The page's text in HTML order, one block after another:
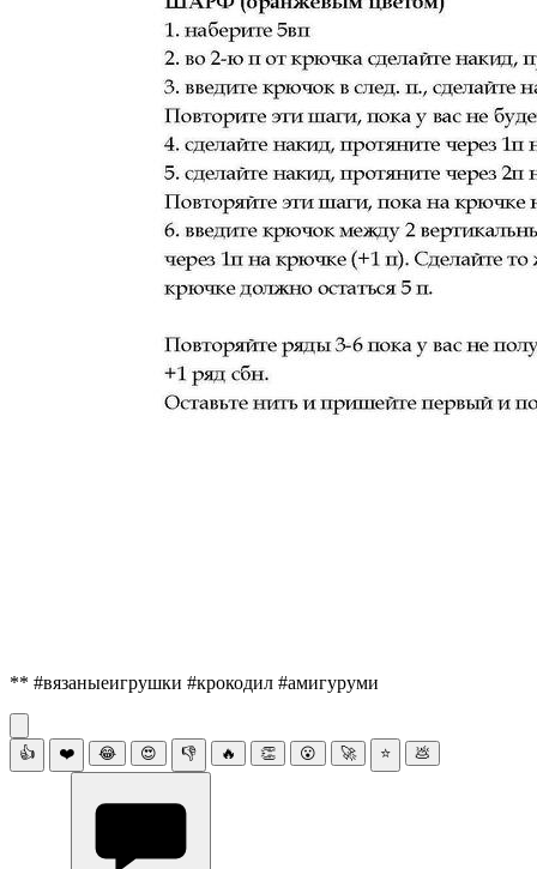
** #вязаныеигрушки #крокодил #амигуруми
👍 ❤️ 😂 😍 👎 🔥 👏 😮 🚀 ⭐ 💩